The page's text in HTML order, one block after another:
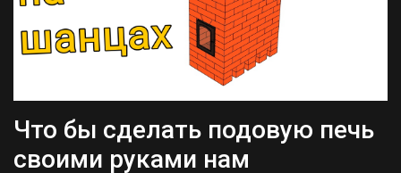
Что бы сделать подовую печь
своими руками нам